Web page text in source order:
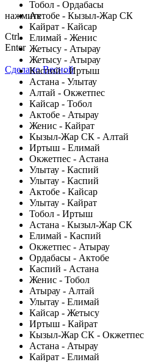
Тобол - Ордабасы
Актобе - Кызыл-Жар СК
Кайрат - Кайсар
Елимай - Женис
Жетысу - Атырау
Жетысу - Атырау
Каспий - Иртыш
Астана - Улытау
Алтай - Окжетпес
Кайсар - Тобол
Актобе - Атырау
Женис - Кайрат
Кызыл-Жар СК - Алтай
Иртыш - Елимай
Окжетпес - Астана
Улытау - Каспий
Улытау - Каспий
Актобе - Кайсар
Улытау - Кайрат
Тобол - Иртыш
Астана - Кызыл-Жар СК
Елимай - Каспий
Окжетпес - Атырау
Ордабасы - Актобе
Каспий - Астана
Женис - Тобол
Атырау - Алтай
Улытау - Елимай
Кайсар - Жетысу
Иртыш - Кайрат
Кызыл-Жар СК - Окжетпес
Астана - Атырау
Кайрат - Елимай
нажмите
Ctrl
Enter
Сделано Весной